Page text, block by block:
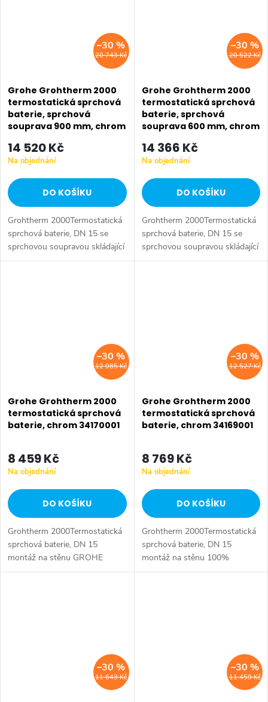
20 743 Kč
–30 %
Grohe Grohtherm 2000
termostatická sprchová
baterie, sprchová
souprava 900 mm, chrom
14 520 Kč
Na objednání
DO KOŠÍKU
Grohtherm 2000Termostatická
sprchová baterie, DN 15 se
sprchovou soupravou skládající
se z term. sprch. baterii
20 522 Kč
–30 %
Grohe Grohtherm 2000
termostatická sprchová
baterie, sprchová
souprava 600 mm, chrom
14 366 Kč
Na objednání
DO KOŠÍKU
Grohtherm 2000Termostatická
sprchová baterie, DN 15 se
sprchovou soupravou skládající
se z term. sprch. baterii
12 085 Kč
–30 %
Grohe Grohtherm 2000
termostatická sprchová
baterie, chrom 34170001
8 459 Kč
Na objednání
DO KOŠÍKU
Grohtherm 2000Termostatická
sprchová baterie, DN 15
montáž na stěnu GROHE
CoolTouch technologie
12 527 Kč
–30 %
Grohe Grohtherm 2000
termostatická sprchová
baterie, chrom 34169001
8 769 Kč
Na objednání
DO KOŠÍKU
Grohtherm 2000Termostatická
sprchová baterie, DN 15
montáž na stěnu 100%
GROHE CoolTouch sestávající z
11 643 Kč
–30 %
11 459 Kč
–30 %